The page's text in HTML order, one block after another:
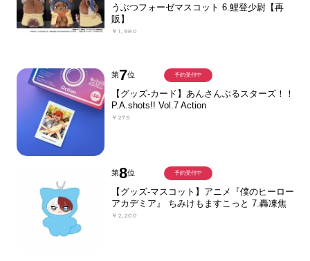
うぶつフォーゼマスコット 6.鯉登少尉【再
販】
￥1,980
第7位
【グッズ-カード】あんさんぶるスターズ！！
P.A.shots!! Vol.7 Action
￥275
予約受付中
第8位
【グッズ-マスコット】アニメ『僕のヒーロー
アカデミア』 ちみけもますこっと 7.轟凍焦
￥2,200
予約受付中